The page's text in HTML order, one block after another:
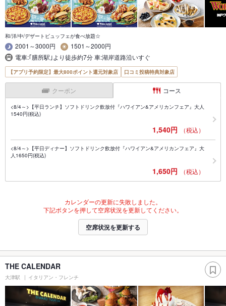
和/洋/中/デザートビュッフェが食べ放題☆
2001～3000円
1501～2000円
電車:｢膳所駅｣より徒歩約7分 車:湖岸道路沿いすぐ
【アプリ予約限定】最大800ポイント還元対象店 口コミ投稿特典対象店
クーポン コース
<8/4～>【平日ランチ】ソフトドリンク飲放付『ハワイアン&アメリカンフェア』大人
1540円(税込)
1,540円 （税込）
<8/4～>【平日ディナー】ソフトドリンク飲放付『ハワイアン&アメリカンフェア』大
人1650円(税込)
1,650円 （税込）
カレンダーの更新に失敗しました。
下記ボタンを押して空席状況を更新してください。
空席状況を更新する
THE CALENDAR
大津駅 イタリアン・フレンチ